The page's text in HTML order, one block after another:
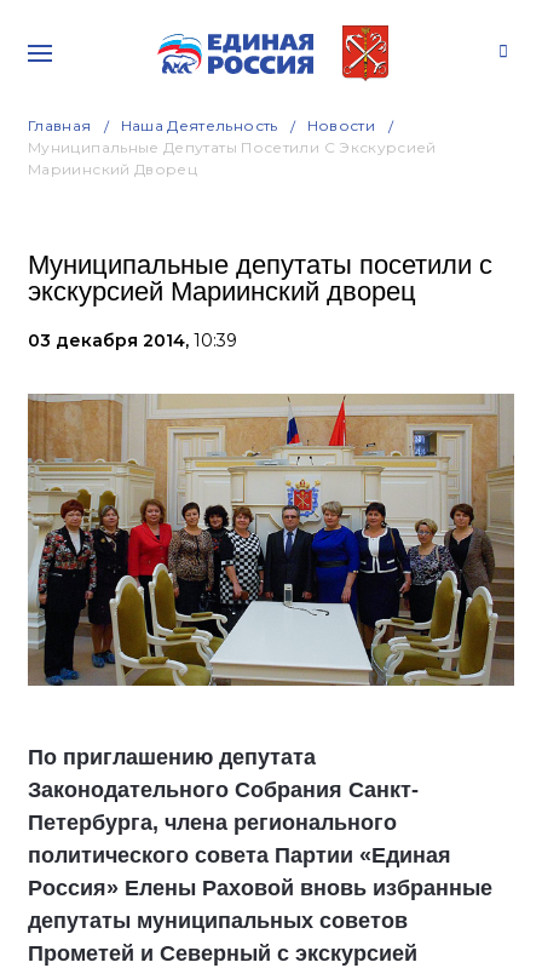
Главная Наша Деятельность
Новости
Муниципальные Депутаты Посетили С Экскурсией
Мариинский Дворец
Муниципальные депутаты посетили с
экскурсией Мариинский дворец
03 декабря 2014, 10:39
По приглашению депутата
Законодательного Собрания Санкт-
Петербурга, члена регионального
политического совета Партии «Единая
Россия» Елены Раховой вновь избранные
депутаты муниципальных советов
Прометей и Северный с экскурсией